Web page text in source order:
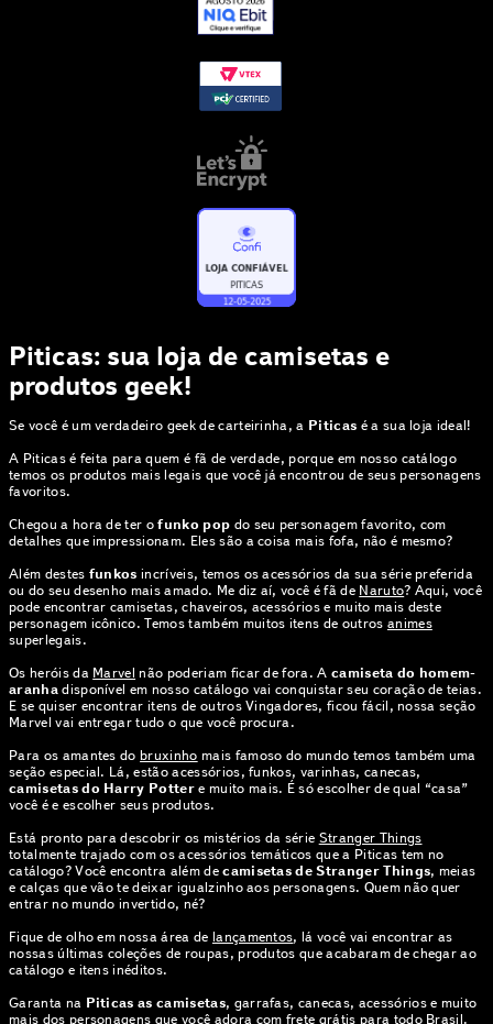
Piticas: sua loja de camisetas e
produtos geek!
Se você é um verdadeiro geek de carteirinha, a Piticas é a sua loja ideal!
A Piticas é feita para quem é fã de verdade, porque em nosso catálogo
temos os produtos mais legais que você já encontrou de seus personagens
favoritos.
Chegou a hora de ter ofunko pop do seu personagem favorito, com
detalhes que impressionam. Eles são a coisa mais fofa, não é mesmo?
Além destes funkos incríveis, temos os acessórios da sua série preferida
ou do seu desenho mais amado. Me diz aí, você é fã de Naruto? Aqui, você
pode encontrar camisetas, chaveiros, acessórios e muito mais deste
personagem icônico. Temos também muitos itens de outros animes
superlegais.
Os heróis da Marvel não poderiam ficar de fora. Acamiseta do homem-
aranhadisponível em nosso catálogo vai conquistar seu coração de teias.
E se quiser encontrar itens de outros Vingadores, ficou fácil, nossa seção
Marvel vai entregar tudo o que você procura.
Para os amantes dobruxinho mais famoso do mundo temos também uma
seção especial. Lá, estão acessórios, funkos, varinhas, canecas,
camisetas do Harry Potter e muito mais. É só escolher de qual “casa”
você é e escolher seus produtos.
Está pronto para descobrir os mistérios da série Stranger Things
totalmente trajado com os acessórios temáticos que a Piticas tem no
catálogo? Você encontra além decamisetas de Stranger Things, meias
e calças que vão te deixar igualzinho aos personagens. Quem não quer
entrar no mundo invertido, né?
Fique de olho em nossa área de lançamentos, lá você vai encontrar as
nossas últimas coleções de roupas, produtos que acabaram de chegar ao
catálogo e itens inéditos.
Garanta na Piticas as camisetas, garrafas, canecas, acessórios e muito
mais dos personagens que você adora com frete grátis para todo Brasil.